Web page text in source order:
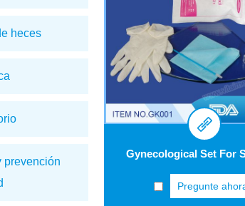
Pregunte
heces
prevención